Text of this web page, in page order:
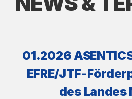
01.2026
EFRE/JTF-
des Landes